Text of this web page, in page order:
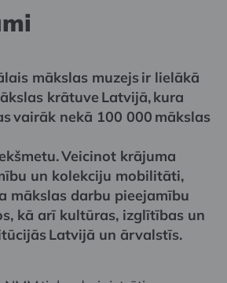
mākslas muzejs ir lielākā
krātuve Latvijā, kura
vairāk nekā 100 000 mākslas
Veicinot krājuma
un kolekciju mobilitāti,
mākslas darbu pieejamību
kā arī kultūras, izglītības un
Latvijā un ārvalstīs.